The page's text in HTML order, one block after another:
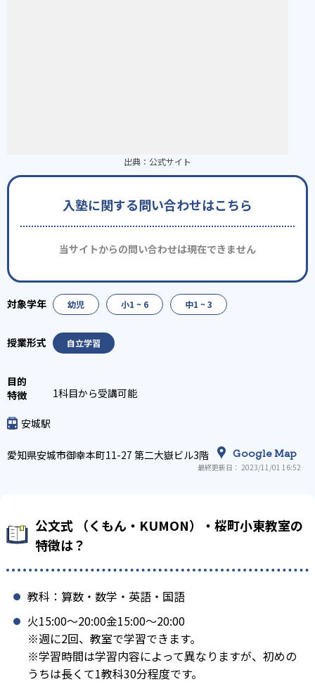
出典： 公式サイト
入塾に関する問い合わせはこちら
当サイトからの問い合わせは現在できません
幼児 小1 ~ 6 中1 ~ 3
自立学習
1科目から受講可能
安城駅
愛知県安城市御幸本町11-27 第二大嶽ビル3階 Google Map
最終更新日： 2023/11/01 16:52
公文式 （くもん・KUMON）・桜町小東教室の
特徴は？
教科：算数・数学・英語・国語
火15:00〜20:00金15:00〜20:00
※週に2回、教室で学習できます。
※学習時間は学習内容によって異なりますが、初めの
うちは長くて1教科30分程度です。